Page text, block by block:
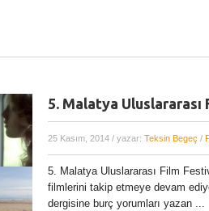
5. Malatya Uluslararası
25 Kasım, 2014 / yazar: Teksin Begeç /
5. Malatya Uluslararası Film
filmlerini takip etmeye devam
dergisine burç yorumları yazan ...